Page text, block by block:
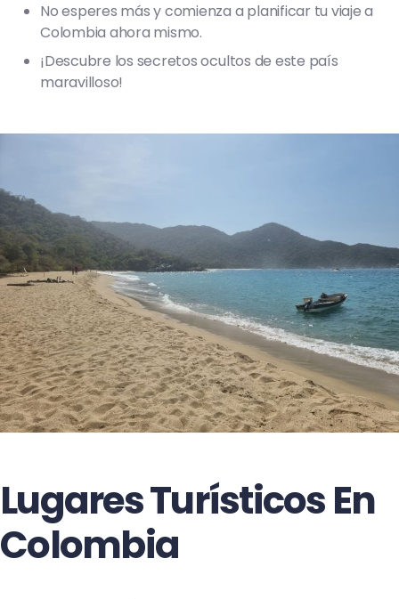
No esperes más y comienza a planificar tu viaje a
Colombia ahora mismo.
¡Descubre los secretos ocultos de este país
maravilloso!
Lugares Turísticos En
Colombia